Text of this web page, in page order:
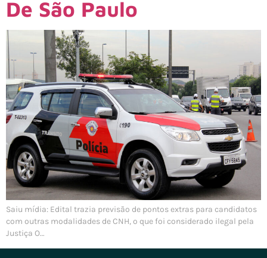
De São Paulo
Saiu mídia: Edital trazia previsão de pontos extras para candidatos
com outras modalidades de CNH, o que foi considerado ilegal pela
Justiça O…